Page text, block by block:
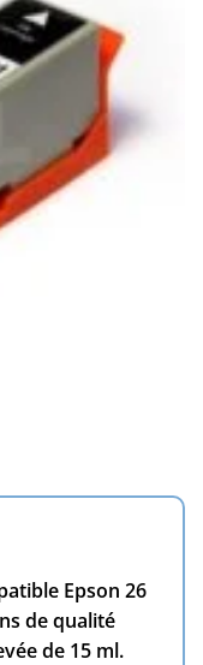
Epson 26
de qualité
de 15 ml.